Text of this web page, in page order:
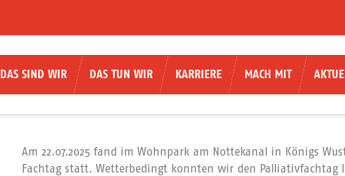
DAS SIND WIR DAS TUN WIR KARRIERE MACH MIT
Am 22.07.2025 fand im Wohnpark am Nottekanal in Königs
Fachtag statt. Wetterbedingt konnten wir den Palliativfachtag